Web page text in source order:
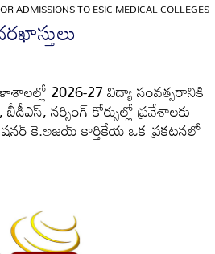
ADMISSIONS TO ESIC MEDICAL COLLEGES
2026-27 విద్యా సంవత్సరానికి
నర్సింగ్‌ కోర్సుల్లో ప్రవేశాలకు
కె.అజయ్‌ కార్తికేయ ఒక ప్రకటనలో